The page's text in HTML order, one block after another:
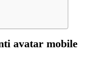
avatar mobile